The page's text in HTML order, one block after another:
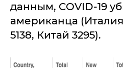
данным, COVID-19
американца
5138, Китай 3295).